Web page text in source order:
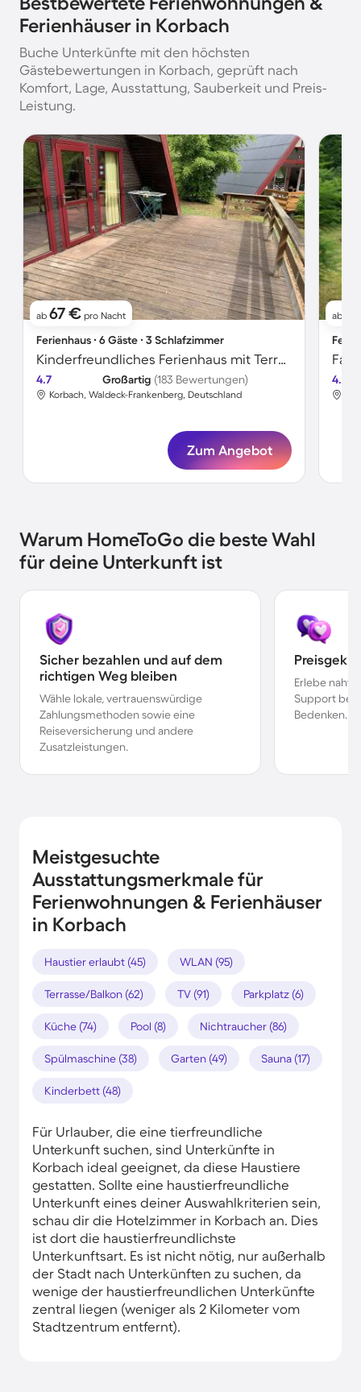
Ferienhäuser in Korbach
Buche Unterkünfte mit den höchsten
Gästebewertungen in Korbach, geprüft nach
Komfort, Lage, Ausstattung, Sauberkeit und Preis-
Leistung.
ab 67 € pro Nacht
Ferienhaus ∙ 6 Gäste ∙ 3 Schlafzimmer
Kinderfreundliches Ferienhaus mit Terrasse und Garten | Naturblick
4.7 Großartig (183 Bewertungen)
Korbach, Waldeck-Frankenberg, Deutschland
Zum Angebot
ab
4.7
Warum HomeToGo die beste Wahl
für deine Unterkunft ist
Sicher bezahlen und auf dem
richtigen Weg bleiben
Wähle lokale, vertrauenswürdige
Zahlungsmethoden sowie eine
Reiseversicherung und andere
Zusatzleistungen.
Erlebe
Support bei
Bedenken.
Meistgesuchte
Ausstattungsmerkmale für
Ferienwohnungen & Ferienhäuser
in Korbach
Haustier erlaubt (45) WLAN (95)
Terrasse/Balkon (62) TV (91) Parkplatz (6)
Küche (74) Pool (8) Nichtraucher (86)
Spülmaschine (38) Garten (49) Sauna (17)
Kinderbett (48)
Für Urlauber, die eine tierfreundliche
Unterkunft suchen, sind Unterkünfte in
Korbach ideal geeignet, da diese Haustiere
gestatten. Sollte eine haustierfreundliche
Unterkunft eines deiner Auswahlkriterien sein,
schau dir die Hotelzimmer in Korbach an. Dies
ist dort die haustierfreundlichste
Unterkunftsart. Es ist nicht nötig, nur außerhalb
der Stadt nach Unterkünften zu suchen, da
wenige der haustierfreundlichen Unterkünfte
zentral liegen (weniger als 2 Kilometer vom
Stadtzentrum entfernt).